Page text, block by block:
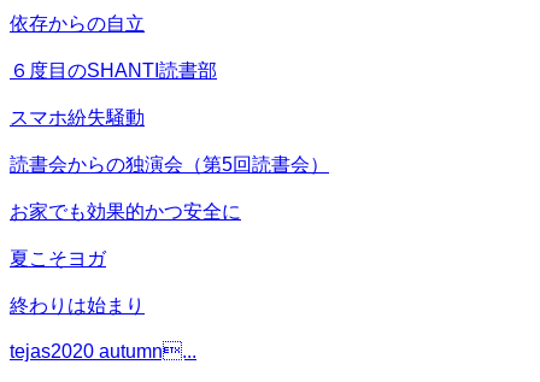
依存からの自立
６度目のSHANTI読書部
スマホ紛失騒動
読書会からの独演会（第5回読書会）
お家でも効果的かつ安全に
夏こそヨガ
終わりは始まり
tejas2020 autumn...